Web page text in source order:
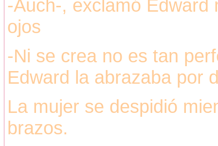
-Auch-, exclamó Edward
ojos
-Ni se crea no es tan
Edward la abrazaba por
La mujer se despidió
brazos.